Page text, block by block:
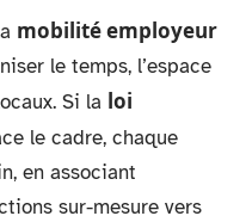
mobilité employeur
le temps, l’espace
Si la loi
le cadre, chaque
en associant
sur-mesure vers